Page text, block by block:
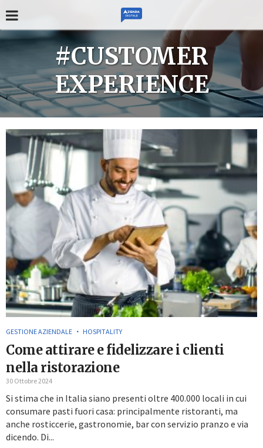
#CUSTOMER
EXPERIENCE
GESTIONE AZIENDALE HOSPITALITY
Come attirare e fidelizzare i clienti
nella ristorazione
30 Ottobre 2024
Si stima che in Italia siano presenti oltre 400.000 locali in cui
consumare pasti fuori casa: principalmente ristoranti, ma
anche rosticcerie, gastronomie, bar con servizio pranzo e via
dicendo. Di...